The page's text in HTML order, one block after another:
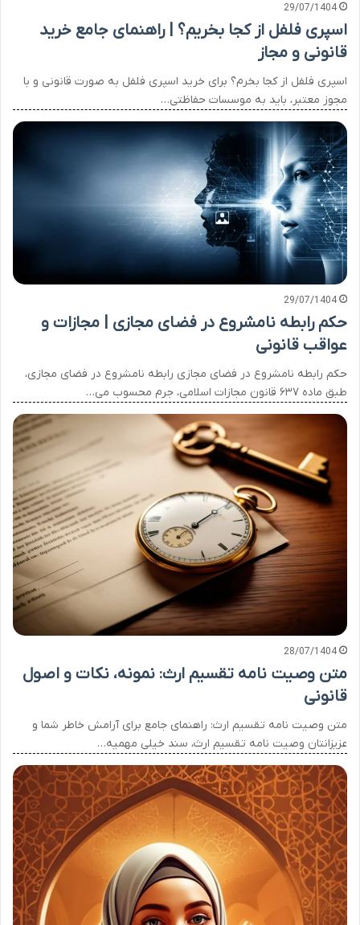
29/07/1404
اسپری فلفل از کجا بخریم؟ | راهنمای جامع خرید
قانونی و مجاز
اسپری فلفل از کجا بخرم؟ برای خرید اسپری فلفل به صورت قانونی و با
مجوز معتبر، باید به موسسات حفاظتی…
29/07/1404
حکم رابطه نامشروع در فضای مجازی | مجازات و
عواقب قانونی
حکم رابطه نامشروع در فضای مجازی رابطه نامشروع در فضای مجازی،
طبق ماده ۶۳۷ قانون مجازات اسلامی، جرم محسوب می…
28/07/1404
متن وصیت نامه تقسیم ارث: نمونه، نکات و اصول
قانونی
متن وصیت نامه تقسیم ارث: راهنمای جامع برای آرامش خاطر شما و
عزیزانتان وصیت نامه تقسیم ارث، سند خیلی مهمیه…